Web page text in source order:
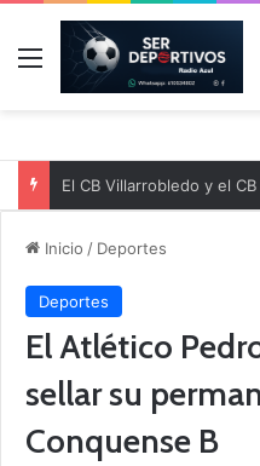
Menú
Inicio / Deportes
Deportes
El Atlético
sellar su
Conquense B